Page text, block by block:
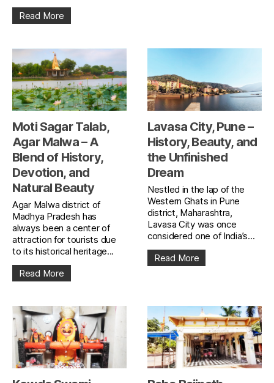
Read More
Moti Sagar Talab,
Agar Malwa – A
Blend of History,
Devotion, and
Natural Beauty
Agar Malwa district of
Madhya Pradesh has
always been a center of
attraction for tourists due
to its historical heritage...
Read More
Lavasa City, Pune –
History, Beauty, and
the Unfinished
Dream
Nestled in the lap of the
Western Ghats in Pune
district, Maharashtra,
Lavasa City was once
considered one of India’s...
Read More